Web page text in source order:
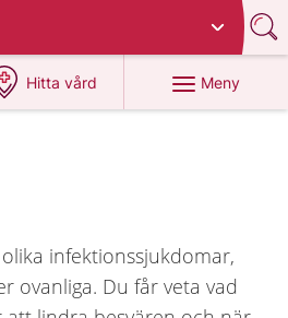
Hitta vård
på 1177.se
Meny
infektionssjukdomar,
ovanliga. Du får veta vad